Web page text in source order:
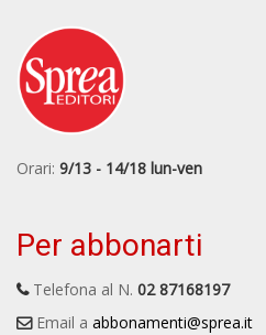
Orari: 9/13 - 14/18 lun-ven
Per abbonarti
Telefona al N. 02 87168197
Email a abbonamenti@sprea.it